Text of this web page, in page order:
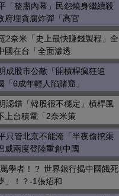
「整肅內幕」民怨燒身繼續殺
府埋貪腐炸彈「高官
2奈米「史上最快賺錢製程」全
國在台「全面滲透
成股市公敵「開槓桿瘋狂追
6成年輕人陷賭窟」
認錯「韓股很不穩定」槓桿風
上台積電「2奈米策
只管北京不能淹「半夜偷挖渠
威兩度登陸重創中國
學者！？ 世界銀行揭中國餓死
」！？-1張炤和